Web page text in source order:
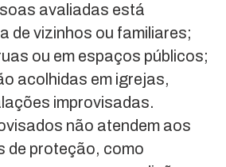
avaliadas está
de vizinhos ou familiares;
ou em espaços públicos;
acolhidas em igrejas,
improvisadas.
não atendem aos
de proteção, como